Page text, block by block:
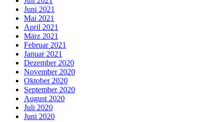
Juni 2021
Mai 2021
April 2021
März 2021
Februar 2021
Januar 2021
Dezember 2020
November 2020
Oktober 2020
September 2020
August 2020
Juli 2020
Juni 2020